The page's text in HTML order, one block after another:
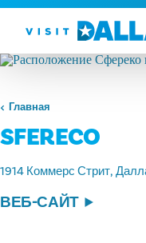
Перейти к содержанию
Главная
SFERECO
1914 Коммерс Стрит
ВЕБ-САЙТ